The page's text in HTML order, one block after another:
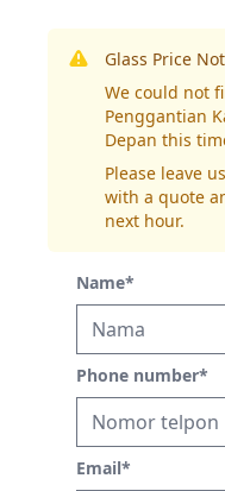
Glass Price
We could not
Penggantian
Depan this
Please leave
with a quote
next hour.
Name*
Phone number*
Email*